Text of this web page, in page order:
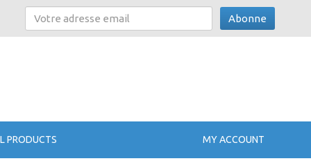
Abonne
PRODUCTS MY ACCOUNT